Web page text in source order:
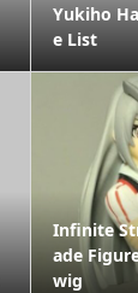
Yukiho
e List
Infinite
ade
wig